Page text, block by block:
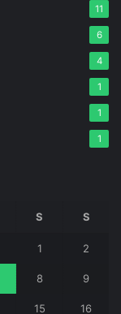
11
6
4
1
1
1
S S
1 2
8 9
15 16